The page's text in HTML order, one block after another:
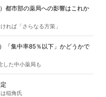
都市部の薬局への影響はこれか
れば「さらなる方策」
「集中率85％以下」かどうかで
した中小薬局も
稲角氏